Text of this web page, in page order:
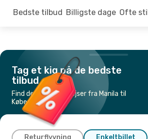
Bedste tilbud Billigste dage Ofte
Tag et kig på de bedste
tilbud
Find de billigste flyrejser fra Manila til
København
Returflyvning Enkeltbillet